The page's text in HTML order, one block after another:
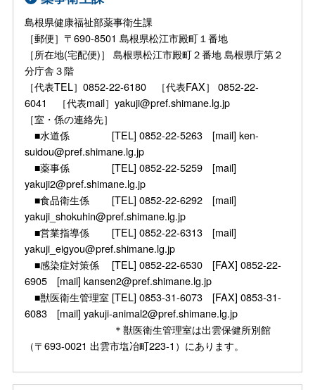
島根県健康福祉部薬事衛生課
［郵便］〒690-8501 島根県松江市殿町１番地
［所在地(宅配便)］ 島根県松江市殿町２番地 島根県庁第２
分庁舎３階
［代表TEL］0852-22-6180 ［代表FAX］ 0852-22-
6041 ［代表mail］yakuji@pref.shimane.lg.jp
［室・係の連絡先］
■水道係 [TEL] 0852-22-5263 [mail] ken-
suidou@pref.shimane.lg.jp
■薬事係 [TEL] 0852-22-5259 [mail]
yakuji2@pref.shimane.lg.jp
■食品衛生係 [TEL] 0852-22-6292 [mail]
yakuji_shokuhin@pref.shimane.lg.jp
■営業指導係 [TEL] 0852-22-6313 [mail]
yakuji_eigyou@pref.shimane.lg.jp
■感染症対策係 [TEL] 0852-22-6530 [FAX] 0852-22-
6905 [mail] kansen2@pref.shimane.lg.jp
■獣医衛生管理室 [TEL] 0853-31-6073 [FAX] 0853-31-
6083 [mail] yakuji-animal2@pref.shimane.lg.jp
＊獣医衛生管理室は出雲保健所別館
（〒693-0021 出雲市塩冶町223-1）にあります。